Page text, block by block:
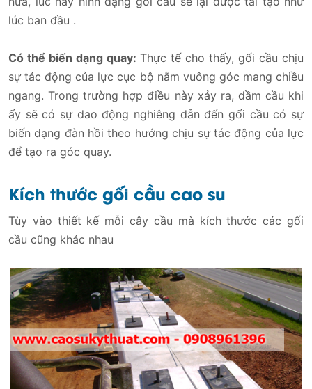
lúc ban đầu .
Có thể biến dạng quay: Thực tế cho thấy, gối cầu chịu
sự tác động của lực cục bộ nằm vuông góc mang chiều
ngang. Trong trường hợp điều này xảy ra, dầm cầu khi
ấy sẽ có sự dao động nghiêng dẫn đến gối cầu có sự
biến dạng đàn hồi theo hướng chịu sự tác động của lực
để tạo ra góc quay.
Kích thước gối cầu cao su
Tùy vào thiết kế mỗi cây cầu mà kích thước các gối
cầu cũng khác nhau